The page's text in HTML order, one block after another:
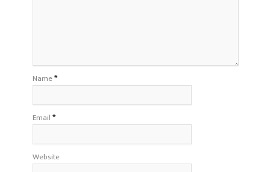
Name*
Email*
Website